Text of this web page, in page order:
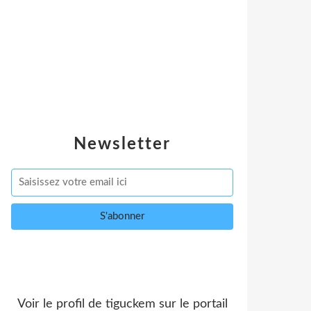
Newsletter
Voir le profil de tiguckem sur le portail